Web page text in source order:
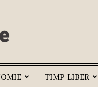
TIMP LIBER